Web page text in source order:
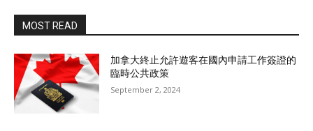
MOST READ
加拿大終止允許遊客在國內申請工作簽證的
臨時公共政策
September 2, 2024